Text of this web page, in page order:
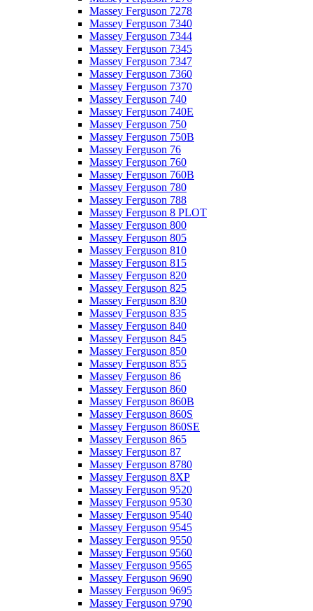
Massey Ferguson 7278
Massey Ferguson 7340
Massey Ferguson 7344
Massey Ferguson 7345
Massey Ferguson 7347
Massey Ferguson 7360
Massey Ferguson 7370
Massey Ferguson 740
Massey Ferguson 740E
Massey Ferguson 750
Massey Ferguson 750B
Massey Ferguson 76
Massey Ferguson 760
Massey Ferguson 760B
Massey Ferguson 780
Massey Ferguson 788
Massey Ferguson 8 PLOT
Massey Ferguson 800
Massey Ferguson 805
Massey Ferguson 810
Massey Ferguson 815
Massey Ferguson 820
Massey Ferguson 825
Massey Ferguson 830
Massey Ferguson 835
Massey Ferguson 840
Massey Ferguson 845
Massey Ferguson 850
Massey Ferguson 855
Massey Ferguson 86
Massey Ferguson 860
Massey Ferguson 860B
Massey Ferguson 860S
Massey Ferguson 860SE
Massey Ferguson 865
Massey Ferguson 87
Massey Ferguson 8780
Massey Ferguson 8XP
Massey Ferguson 9520
Massey Ferguson 9530
Massey Ferguson 9540
Massey Ferguson 9545
Massey Ferguson 9550
Massey Ferguson 9560
Massey Ferguson 9565
Massey Ferguson 9690
Massey Ferguson 9695
Massey Ferguson 9790